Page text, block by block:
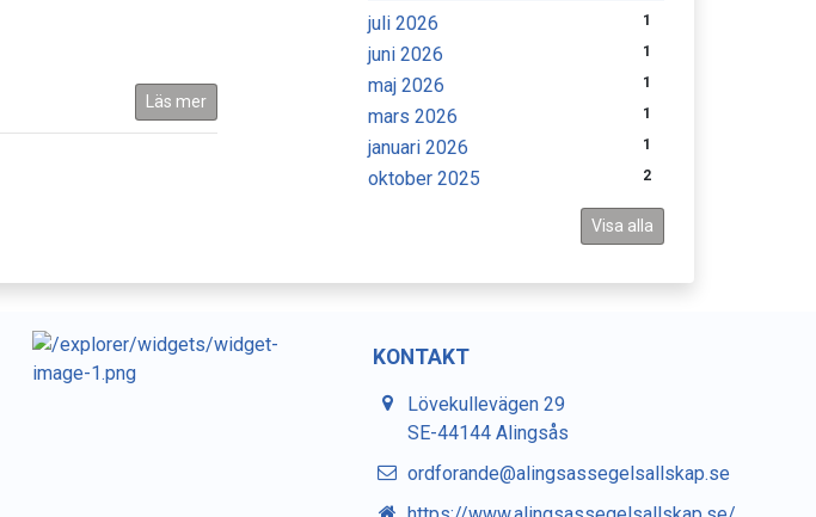
juli 2026 1
juni 2026 1
maj 2026 1
mars 2026 1
januari 2026 1
oktober 2025 2
Visa alla
Läs mer
KONTAKT
Lövekullevägen 29
SE-44144 Alingsås
ordforande@alingsassegelsallskap.se